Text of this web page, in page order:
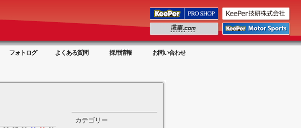
フォトログ よくある質問 採用情報 お問い合わせ
カテゴリー